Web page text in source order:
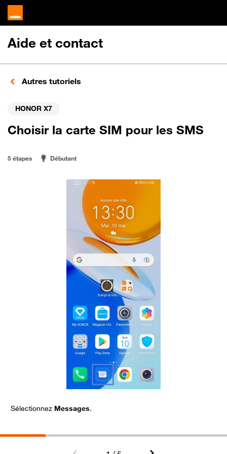
Aide et contact
Autres tutoriels
HONOR X7
Choisir la carte SIM pour les SMS
5 étapes Débutant
Sélectionnez Messages.